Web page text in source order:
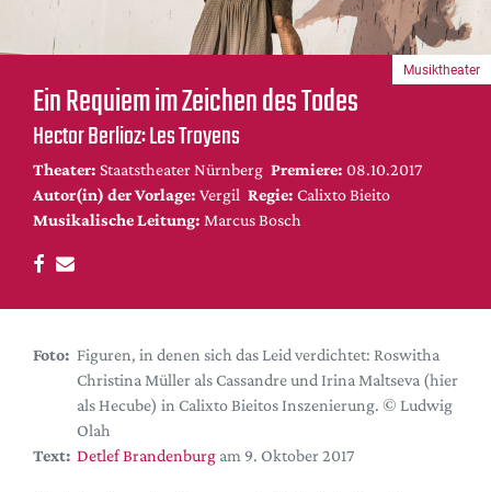
Bühnenwelt
Festivals & Veranstaltungen
Menschen & Theater
Themen
Internationales
Nachrufe
Medientipps
DdB-map
Kalender
Festival-Planer
Hefte
Alle Hefte
Ein Requiem im Zeichen des Todes
Hector Berlioz: Les Troyens
Theater: Staatstheater Nürnberg Premiere: 08.10.2017
Autor(in) der Vorlage: Vergil Regie: Calixto Bieito
Musikalische Leitung: Marcus Bosch
Musiktheater
Foto: Figuren, in denen sich das Leid verdichtet: Roswitha
Christina Müller als Cassandre und Irina Maltseva (hier
als Hecube) in Calixto Bieitos Inszenierung. © Ludwig
Olah
Text: Detlef Brandenburg am 9. Oktober 2017